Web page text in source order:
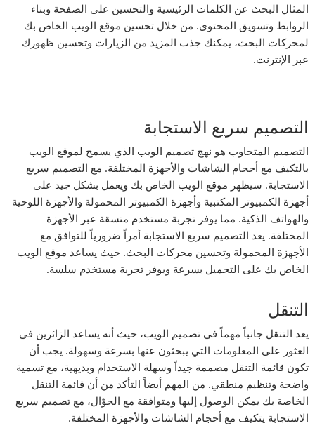
المثال البحث عن الكلمات الرئيسية والتحسين على الصفحة وبناء
الروابط وتسويق المحتوى. من خلال تحسين موقع الويب الخاص بك
لمحركات البحث، يمكنك جذب المزيد من الزيارات وتحسين ظهورك
عبر الإنترنت.
التصميم سريع الاستجابة
التصميم المتجاوب هو نهج تصميم الويب الذي يسمح لموقع الويب
بالتكيف مع أحجام الشاشات والأجهزة المختلفة. مع التصميم سريع
الاستجابة. سيظهر موقع الويب الخاص بك ويعمل بشكل جيد على
أجهزة الكمبيوتر المكتبية وأجهزة الكمبيوتر المحمولة والأجهزة اللوحية
والهواتف الذكية. مما يوفر تجربة مستخدم متسقة عبر الأجهزة
المختلفة. يعد التصميم سريع الاستجابة أمراً ضرورياً للتوافق مع
الأجهزة المحمولة وتحسين محركات البحث. حيث يساعد موقع الويب
الخاص بك على التحميل بسرعة ويوفر تجربة مستخدم سلسة.
التنقل
يعد التنقل جانباً مهماً في تصميم الويب، حيث أنه يساعد الزائرين في
العثور على المعلومات التي يبحثون عنها بسرعة وسهولة. يجب أن
تكون قائمة التنقل مصممة جيداً وسهلة الاستخدام وبديهية، مع تسمية
واضحة وتنظيم منطقي. من المهم أيضاً التأكد من أن قائمة التنقل
الخاصة بك يمكن الوصول إليها ومتوافقة مع الجوّال، مع تصميم سريع
الاستجابة يتكيف مع أحجام الشاشات والأجهزة المختلفة.